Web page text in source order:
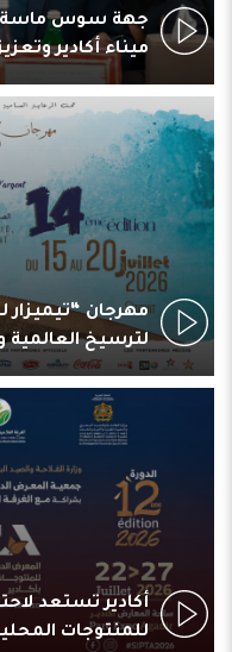
جهة سوس ماسة
ميناء أكادير
مهرجان “تيميزار
لترسيخ العالمية
للمنتوجات